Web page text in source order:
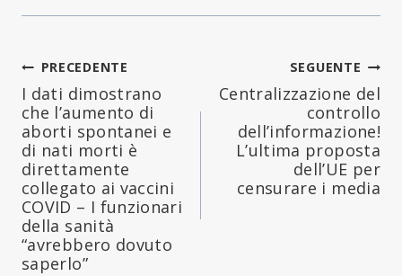
Navigazione
articoli
PRECEDENTE
I dati dimostrano
che l’aumento di
aborti spontanei e
di nati morti è
direttamente
collegato ai vaccini
COVID – I funzionari
della sanità
“avrebbero dovuto
saperlo”
SEGUENTE
Centralizzazione del
controllo
dell’informazione!
L’ultima proposta
dell’UE per
censurare i media